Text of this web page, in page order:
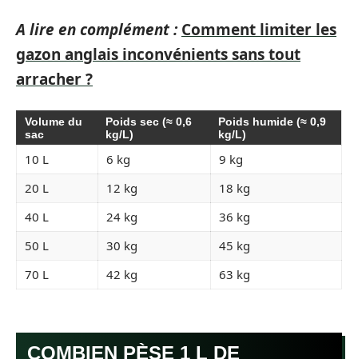
A lire en complément : Comment limiter les
gazon anglais inconvénients sans tout
arracher ?
Volume du
sac
Poids sec (≈ 0,6
kg/L)
Poids humide (≈ 0,9
kg/L)
10 L 6 kg
9 kg
20 L
12 kg
18 kg
40 L
24 kg
36 kg
50 L
30 kg
45 kg
70 L
42 kg 63 kg
COMBIEN PÈSE 1 L DE